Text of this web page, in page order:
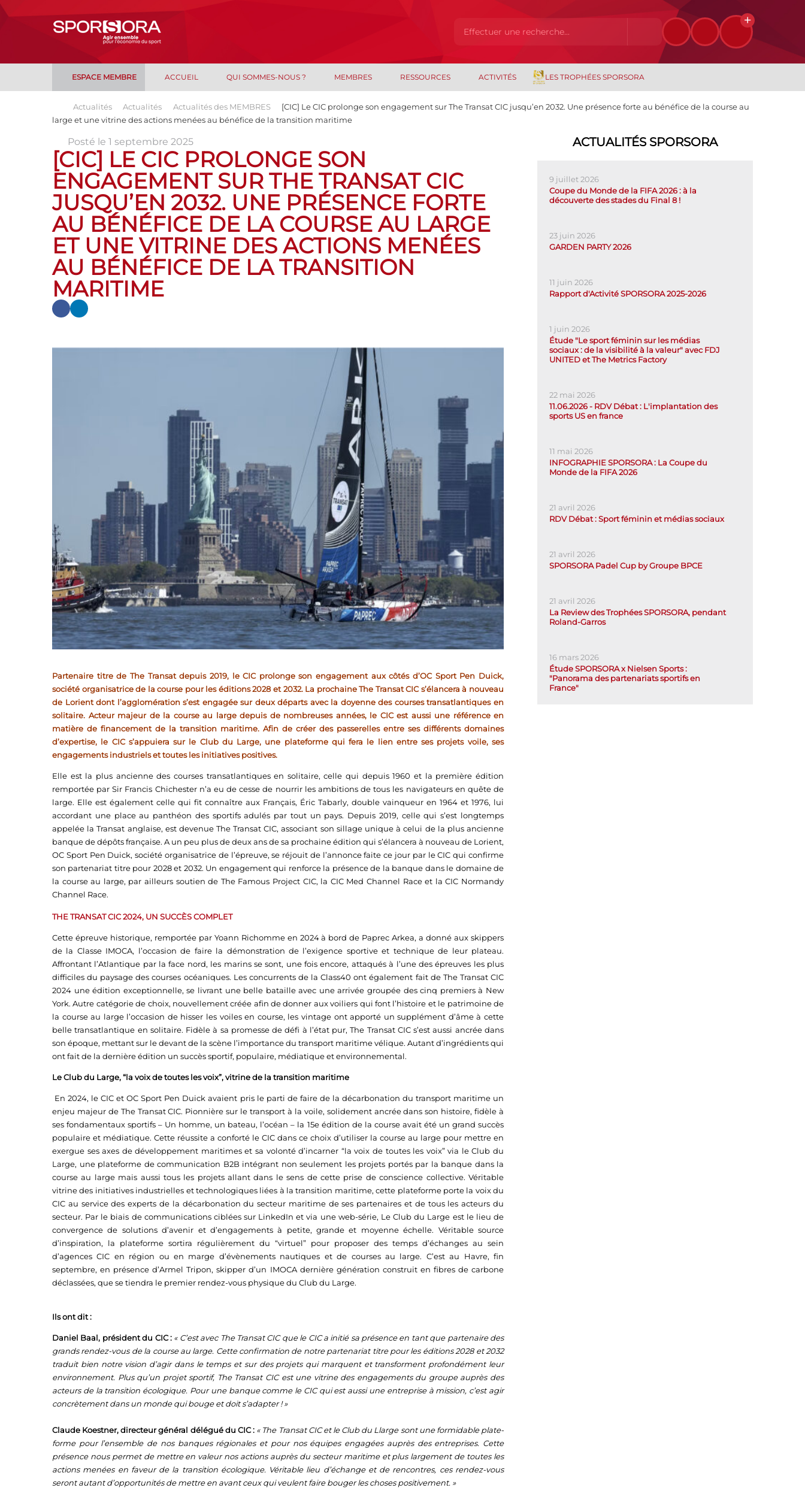
ESPACE MEMBRE ACCUEIL QUI SOMMES-NOUS ? MEMBRES RESSOURCES ACTIVITÉS LES TROPHÉES SPORSORA
Actualités Actualités Actualités des MEMBRES
[CIC] Le CIC prolonge son engagement sur The Transat CIC jusqu’en 2032. Une présence forte au bénéfice de la course au
large et une vitrine des actions menées au bénéfice de la transition maritime
Posté le 1 septembre 2025
[CIC] LE CIC PROLONGE SON
ENGAGEMENT SUR THE TRANSAT CIC
JUSQU’EN 2032. UNE PRÉSENCE FORTE
AU BÉNÉFICE DE LA COURSE AU LARGE
ET UNE VITRINE DES ACTIONS MENÉES
AU BÉNÉFICE DE LA TRANSITION
MARITIME
Partenaire titre de The Transat depuis 2019, le CIC prolonge son engagement aux côtés d’OC Sport Pen Duick,
société organisatrice de la course pour les éditions 2028 et 2032. La prochaine The Transat CIC s’élancera à nouveau
de Lorient dont l’agglomération s’est engagée sur deux départs avec la doyenne des courses transatlantiques en
solitaire. Acteur majeur de la course au large depuis de nombreuses années, le CIC est aussi une référence en
matière de financement de la transition maritime. Afin de créer des passerelles entre ses différents domaines
d’expertise, le CIC s’appuiera sur le Club du Large, une plateforme qui fera le lien entre ses projets voile, ses
engagements industriels et toutes les initiatives positives.
Elle est la plus ancienne des courses transatlantiques en solitaire, celle qui depuis 1960 et la première édition
remportée par Sir Francis Chichester n’a eu de cesse de nourrir les ambitions de tous les navigateurs en quête de
large. Elle est également celle qui fit connaître aux Français, Éric Tabarly, double vainqueur en 1964 et 1976, lui
accordant une place au panthéon des sportifs adulés par tout un pays. Depuis 2019, celle qui s’est longtemps
appelée la Transat anglaise, est devenue The Transat CIC, associant son sillage unique à celui de la plus ancienne
banque de dépôts française. A un peu plus de deux ans de sa prochaine édition qui s’élancera à nouveau de Lorient,
OC Sport Pen Duick, société organisatrice de l’épreuve, se réjouit de l’annonce faite ce jour par le CIC qui confirme
son partenariat titre pour 2028 et 2032. Un engagement qui renforce la présence de la banque dans le domaine de
la course au large, par ailleurs soutien de The Famous Project CIC, la CIC Med Channel Race et la CIC Normandy
Channel Race.
THE TRANSAT CIC 2024, UN SUCCÈS COMPLET
Cette épreuve historique, remportée par Yoann Richomme en 2024 à bord de Paprec Arkea, a donné aux skippers
de la Classe IMOCA, l’occasion de faire la démonstration de l’exigence sportive et technique de leur plateau.
Affrontant l’Atlantique par la face nord, les marins se sont, une fois encore, attaqués à l’une des épreuves les plus
difficiles du paysage des courses océaniques. Les concurrents de la Class40 ont également fait de The Transat CIC
2024 une édition exceptionnelle, se livrant une belle bataille avec une arrivée groupée des cinq premiers à New
York. Autre catégorie de choix, nouvellement créée afin de donner aux voiliers qui font l’histoire et le patrimoine de
la course au large l’occasion de hisser les voiles en course, les vintage ont apporté un supplément d’âme à cette
belle transatlantique en solitaire. Fidèle à sa promesse de défi à l’état pur, The Transat CIC s’est aussi ancrée dans
son époque, mettant sur le devant de la scène l’importance du transport maritime vélique. Autant d’ingrédients qui
ont fait de la dernière édition un succès sportif, populaire, médiatique et environnemental.
Le Club du Large, “la voix de toutes les voix”, vitrine de la transition maritime
En 2024, le CIC et OC Sport Pen Duick avaient pris le parti de faire de la décarbonation du transport maritime un
enjeu majeur de The Transat CIC. Pionnière sur le transport à la voile, solidement ancrée dans son histoire, fidèle à
ses fondamentaux sportifs – Un homme, un bateau, l’océan – la 15e édition de la course avait été un grand succès
populaire et médiatique. Cette réussite a conforté le CIC dans ce choix d’utiliser la course au large pour mettre en
exergue ses axes de développement maritimes et sa volonté d’incarner “la voix de toutes les voix” via le Club du
Large, une plateforme de communication B2B intégrant non seulement les projets portés par la banque dans la
course au large mais aussi tous les projets allant dans le sens de cette prise de conscience collective. Véritable
vitrine des initiatives industrielles et technologiques liées à la transition maritime, cette plateforme porte la voix du
CIC au service des experts de la décarbonation du secteur maritime de ses partenaires et de tous les acteurs du
secteur. Par le biais de communications ciblées sur LinkedIn et via une web-série, Le Club du Large est le lieu de
convergence de solutions d’avenir et d’engagements à petite, grande et moyenne échelle. Véritable source
d’inspiration, la plateforme sortira régulièrement du “virtuel” pour proposer des temps d’échanges au sein
d’agences CIC en région ou en marge d’évènements nautiques et de courses au large. C’est au Havre, fin
septembre, en présence d’Armel Tripon, skipper d’un IMOCA dernière génération construit en fibres de carbone
déclassées, que se tiendra le premier rendez-vous physique du Club du Large.
Ils ont dit :
Daniel Baal, président du CIC : « C’est avec The Transat CIC que le CIC a initié sa présence en tant que partenaire des
grands rendez-vous de la course au large. Cette confirmation de notre partenariat titre pour les éditions 2028 et 2032
traduit bien notre vision d’agir dans le temps et sur des projets qui marquent et transforment profondément leur
environnement. Plus qu’un projet sportif, The Transat CIC est une vitrine des engagements du groupe auprès des
acteurs de la transition écologique. Pour une banque comme le CIC qui est aussi une entreprise à mission, c’est agir
concrètement dans un monde qui bouge et doit s’adapter ! »
Claude Koestner, directeur général délégué du CIC : « The Transat CIC et le Club du Llarge sont une formidable plate-
forme pour l’ensemble de nos banques régionales et pour nos équipes engagées auprès des entreprises. Cette
présence nous permet de mettre en valeur nos actions auprès du secteur maritime et plus largement de toutes les
actions menées en faveur de la transition écologique. Véritable lieu d’échange et de rencontres, ces rendez-vous
seront autant d’opportunités de mettre en avant ceux qui veulent faire bouger les choses positivement. »
ACTUALITÉS SPORSORA
9 juillet 2026
Coupe du Monde de la FIFA 2026 : à la
découverte des stades du Final 8 !
23 juin 2026
GARDEN PARTY 2026
11 juin 2026
Rapport d'Activité SPORSORA 2025-2026
1 juin 2026
Étude "Le sport féminin sur les médias
sociaux : de la visibilité à la valeur" avec FDJ
UNITED et The Metrics Factory
22 mai 2026
11.06.2026 - RDV Débat : L'implantation des
sports US en france
11 mai 2026
INFOGRAPHIE SPORSORA : La Coupe du
Monde de la FIFA 2026
21 avril 2026
RDV Débat : Sport féminin et médias sociaux
21 avril 2026
SPORSORA Padel Cup by Groupe BPCE
21 avril 2026
La Review des Trophées SPORSORA, pendant
Roland-Garros
16 mars 2026
Étude SPORSORA x Nielsen Sports :
"Panorama des partenariats sportifs en
France"